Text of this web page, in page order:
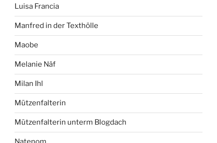
Luisa Francia
Manfred in der Texthölle
Maobe
Melanie Näf
Milan Ihl
Mützenfalterin
Mützenfalterin unterm Blogdach